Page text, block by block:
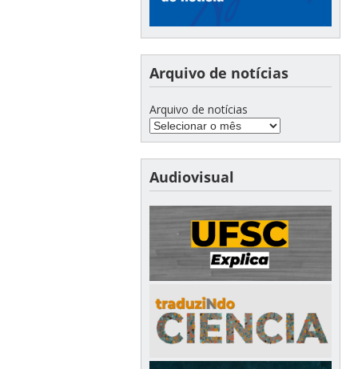
Arquivo de notícias
Arquivo de notícias
Audiovisual